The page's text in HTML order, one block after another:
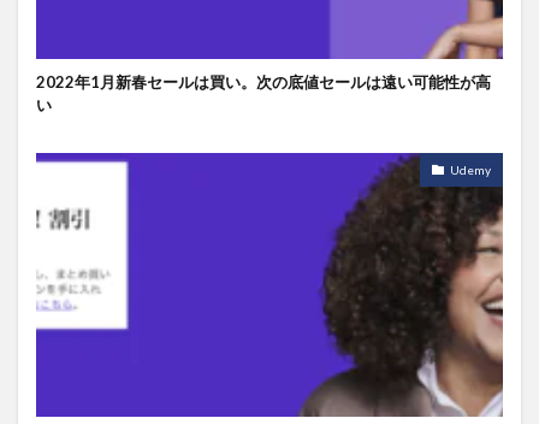
2022年1月新春セールは買い。次の底値セールは遠い可能性が高
い
Udemy